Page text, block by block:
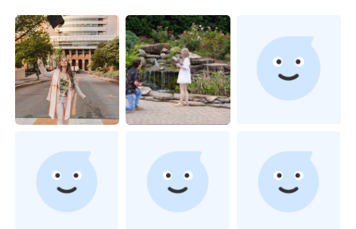
Русский ไทย
Indonesia Italiano
Türkçe Tiếng Việt